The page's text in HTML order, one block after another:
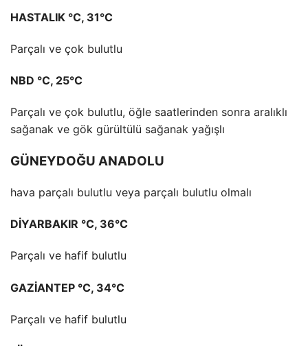
HASTALIK °C, 31°C
Parçalı ve çok bulutlu
NBD °C, 25°C
Parçalı ve çok bulutlu, öğle saatlerinden sonra aralıklı
sağanak ve gök gürültülü sağanak yağışlı
GÜNEYDOĞU ANADOLU
hava parçalı bulutlu veya parçalı bulutlu olmalı
DİYARBAKIR °C, 36°C
Parçalı ve hafif bulutlu
GAZİANTEP °C, 34°C
Parçalı ve hafif bulutlu